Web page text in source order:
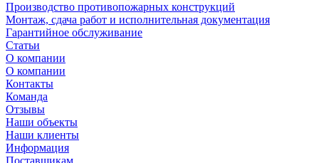
Производство противопожарных конструкций
Монтаж, сдача работ и исполнительная документация
Гарантийное обслуживание
Статьи
О компании
О компании
Контакты
Команда
Отзывы
Наши объекты
Наши клиенты
Информация
Поставщикам